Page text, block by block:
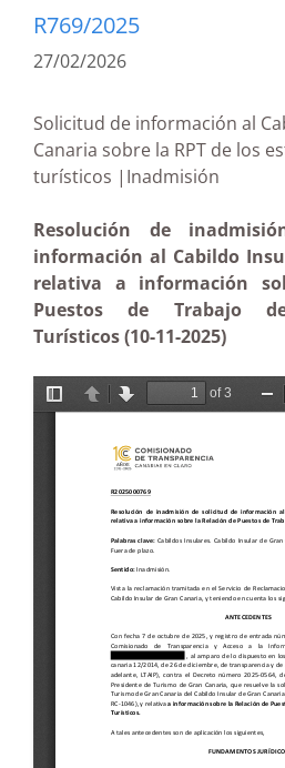
R769/2025
27/02/2026
Solicitud de información al
Canaria sobre la RPT de los
turísticos |Inadmisión
Resolución de
información al Cabildo
relativa a información
Puestos de Trabajo de
Turísticos (10-11-2025)